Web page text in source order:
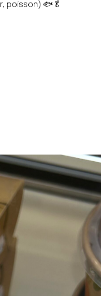
poisson) 🐟🥬